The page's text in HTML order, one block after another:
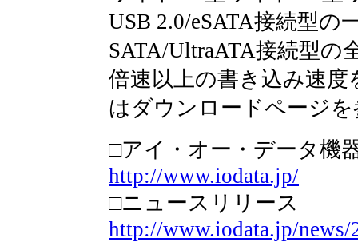
USB 2.0/eSATA接続型の
SATA/UltraATA接続型の
倍速以上の書き込み速
はダウンロードページ
□アイ・オー・データ機
http://www.iodata.jp/
□ニュースリリース
http://www.iodata.jp/news/